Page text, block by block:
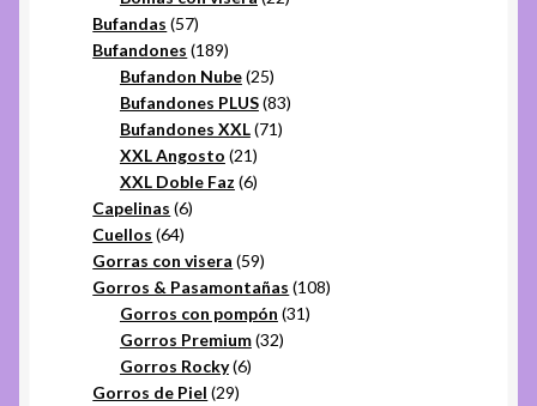
Bufandas 5757
productos
Bufandones 189189
productos
Bufandon Nube 2525
productos
Bufandones PLUS 8383
Bufandones XXL 7171
XXL Angosto 2121
productos
XXL Doble Faz 66
Capelinas 66
Cuellos 6464
productos
Gorras con visera 5959
productos
Gorros & Pasamontañas 108108
Gorros con pompón 3131
Gorros Premium 3232
Gorros Rocky 66
Gorros de Piel 2929